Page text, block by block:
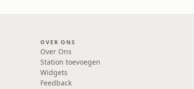
OVER ONS
Over Ons
Station toevoegen
Widgets
Feedback